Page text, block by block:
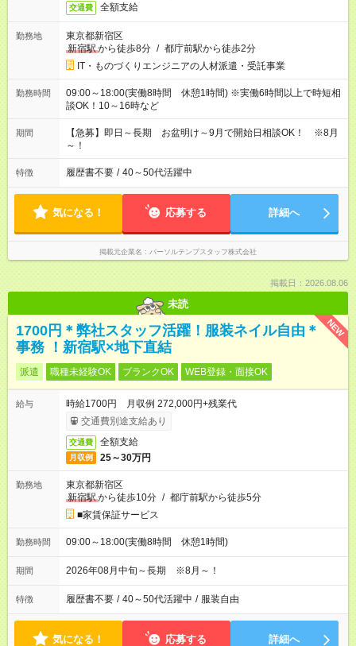
交通費 全額支給
勤務地
東京都新宿区
新宿駅から徒歩8分 / 都庁前駅から徒歩2分
IT・ものづくりエンジニアの人材派遣・受託事業
勤務時間
09:00～18:00(実働8時間 休憩1時間) ※実働6時間以上で時短相
談OK！10～16時など
期間
【急募】即日～長期 お盆明け～9月で開始日相談OK！ ※8月
～！
特徴 履歴書不要 / 40～50代活躍中
気になる！ 応募する 詳細へ
掲載元企業名 パーソルテンプスタッフ株式会社
掲載日：2026.08.06
未読
NEW
1700円＊弊社スタッフ活躍！服装ネイル自由＊
事務 ！新宿駅×地下直結
派遣 職種未経験OK ブランクOK WEB登録・面接OK
給与
時給1700円 月収例 272,000円+残業代
交通費別途支給あり
交通費 全額支給
月収例 25～30万円
勤務地
東京都新宿区
新宿駅から徒歩10分 / 都庁前駅から徒歩5分
■家賃保証サービス
勤務時間 09:00～18:00(実働8時間 休憩1時間)
期間 2026年08月中旬～長期 ※8月～！
特徴 履歴書不要 / 40～50代活躍中 / 服装自由
気になる！ 応募する 詳細へ